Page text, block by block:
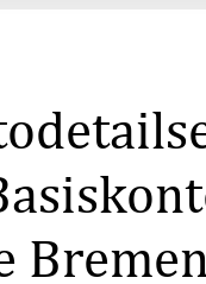
auf
100